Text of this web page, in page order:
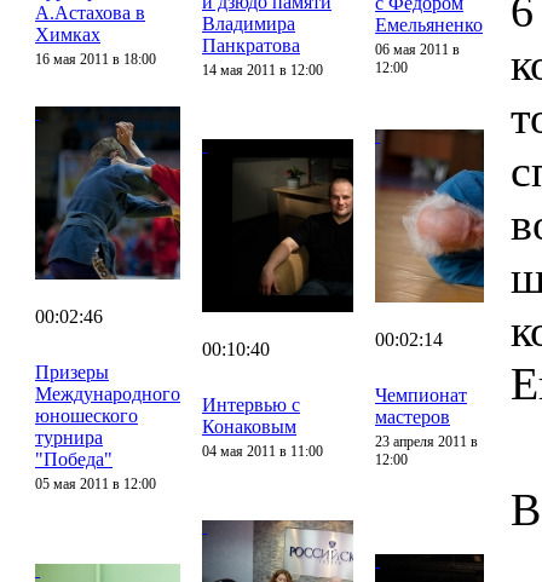
А.Астахова в
Химках
16 мая 2011 в 18:00
Владимира
Панкратова
14 мая 2011 в 12:00
Емельяненко
06 мая 2011 в
12:00
00:02:46
Призеры
Международного
юношеского
турнира
"Победа"
05 мая 2011 в 12:00
00:10:40
Интервью с
Конаковым
04 мая 2011 в 11:00
00:02:14
Чемпионат
мастеров
23 апреля 2011 в
12:00